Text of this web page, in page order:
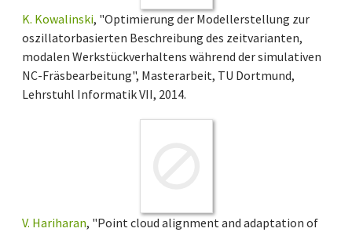
K. Kowalinski, "Optimierung der Modellerstellung zur
oszillatorbasierten Beschreibung des zeitvarianten,
modalen Werkstückverhaltens während der simulativen
NC-Fräsbearbeitung", Masterarbeit, TU Dortmund,
Lehrstuhl Informatik VII, 2014.
V. Hariharan, "Point cloud alignment and adaptation of